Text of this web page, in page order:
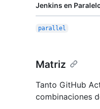
Jenkins en
parallel
Matriz
Tanto GitHub
combinaciones